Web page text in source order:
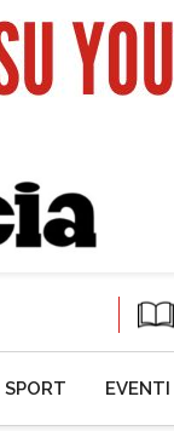
SPORT EVENTI